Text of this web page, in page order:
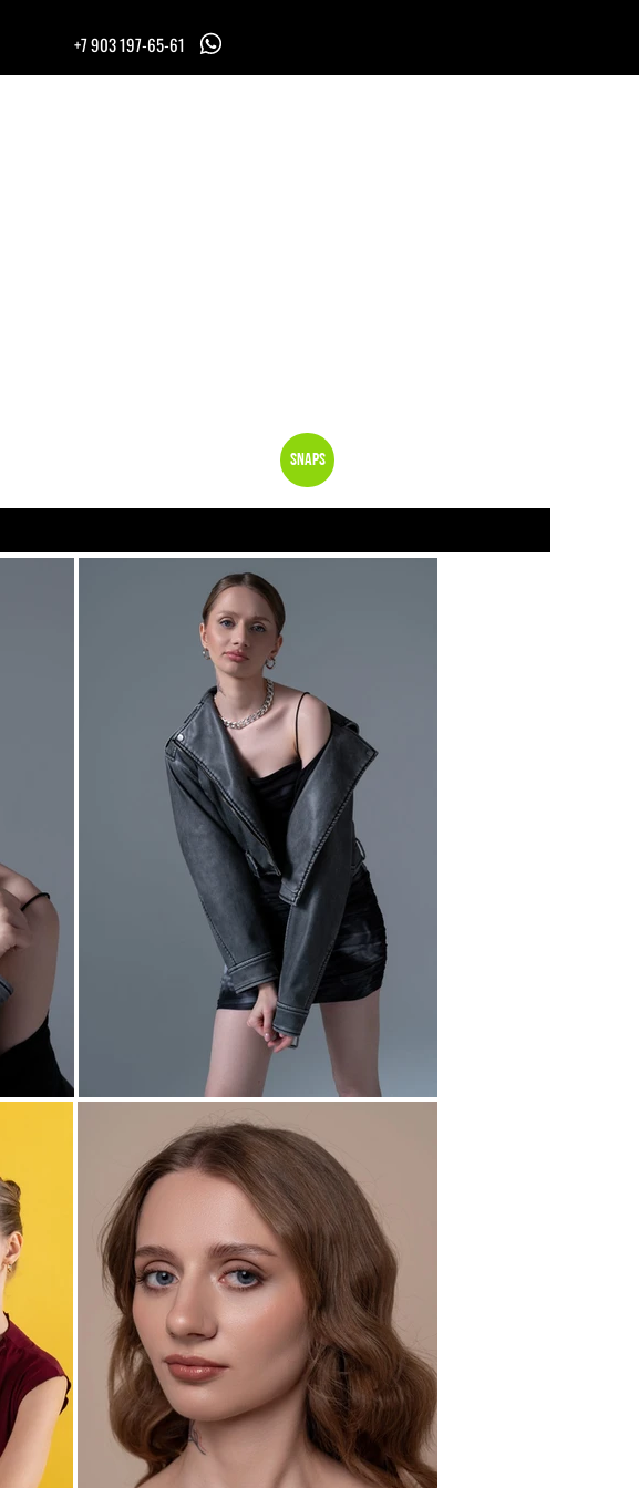
+7 903 197-65-61
Snaps